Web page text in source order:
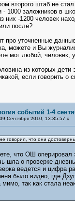
второго штаб не
- 1000 заложников в
них -1200 человек
после?
про уточненные
можете и Вы
мог любой, человек,
из которых
если говорить о
событий 1-4
Сентября 2010, 13:35:57 »
говорил, что они
что ОШ оперировал
шла о проверке
ведется и цифра
было видео, где
так как стала